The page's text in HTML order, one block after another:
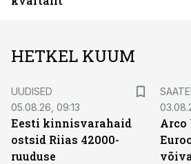
HETKEL KUUM
UUDISED
05.08.26, 09:13
Eesti kinnisvarahaid
ostsid Riias 42000-
ruuduse
Arco